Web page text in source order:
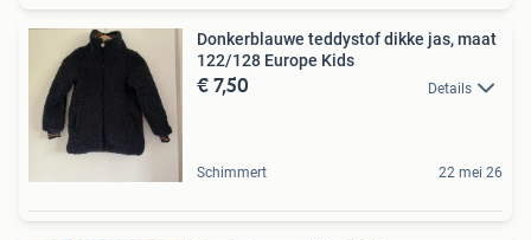
Donkerblauwe teddystof dikke jas, maat
122/128 Europe Kids
€ 7,50 Details
Schimmert 22 mei 26